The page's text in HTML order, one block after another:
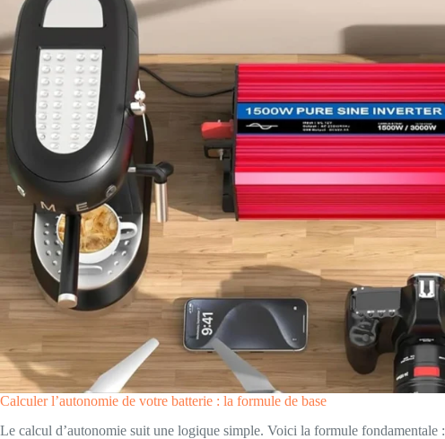
Calculer l’autonomie de votre batterie : la formule de base
Le calcul d’autonomie suit une logique simple. Voici la formule fondamentale :